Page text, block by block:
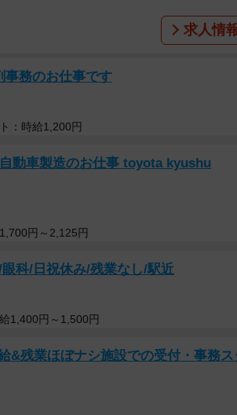
求人情
事務のお仕事です
：時給1,200円
動車製造のお仕事 toyota kyushu
円～2,125円
科/日祝休み/残業なし/駅近
1,400円～1,500円
&残業ほぼナシ施設での受付・事務ス